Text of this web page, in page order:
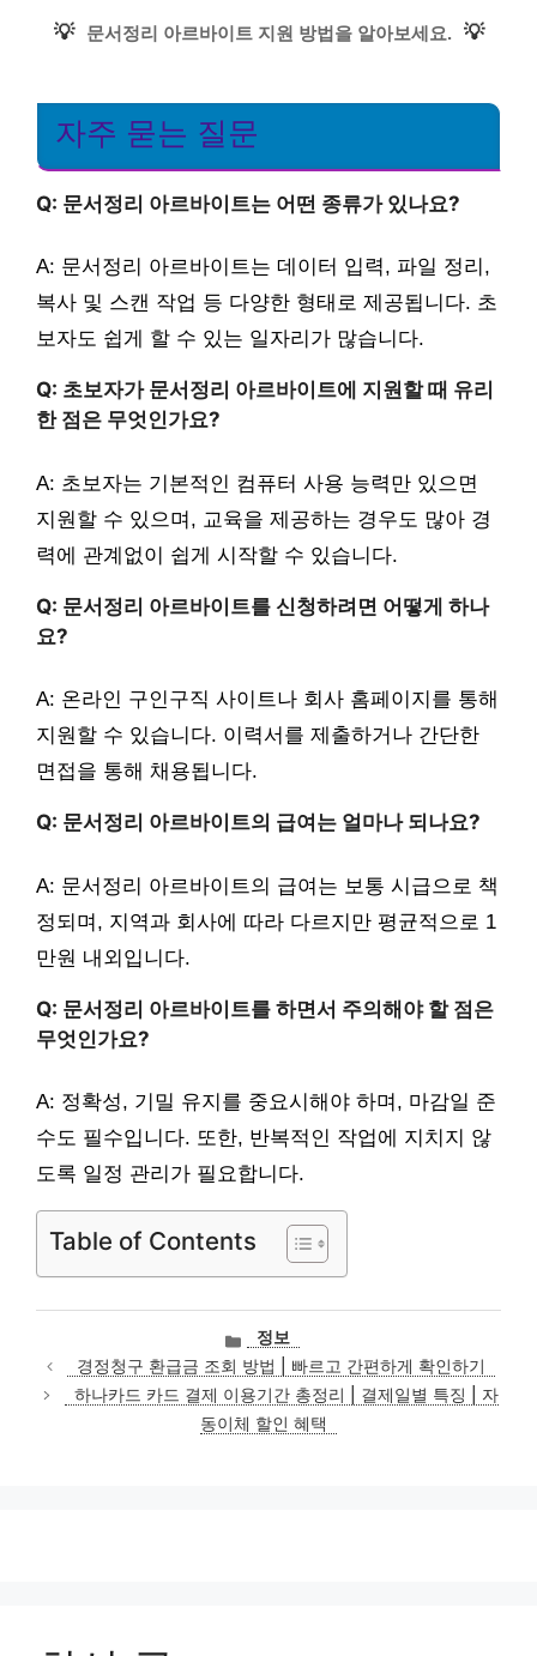
💡 문서정리 아르바이트 지원 방법을 알아보세요. 💡
자주 묻는 질문
Q: 문서정리 아르바이트는 어떤 종류가 있나요?
A: 문서정리 아르바이트는 데이터 입력, 파일 정리,
복사 및 스캔 작업 등 다양한 형태로 제공됩니다. 초
보자도 쉽게 할 수 있는 일자리가 많습니다.
Q: 초보자가 문서정리 아르바이트에 지원할 때 유리
한 점은 무엇인가요?
A: 초보자는 기본적인 컴퓨터 사용 능력만 있으면
지원할 수 있으며, 교육을 제공하는 경우도 많아 경
력에 관계없이 쉽게 시작할 수 있습니다.
Q: 문서정리 아르바이트를 신청하려면 어떻게 하나
요?
A: 온라인 구인구직 사이트나 회사 홈페이지를 통해
지원할 수 있습니다. 이력서를 제출하거나 간단한
면접을 통해 채용됩니다.
Q: 문서정리 아르바이트의 급여는 얼마나 되나요?
A: 문서정리 아르바이트의 급여는 보통 시급으로 책
정되며, 지역과 회사에 따라 다르지만 평균적으로 1
만원 내외입니다.
Q: 문서정리 아르바이트를 하면서 주의해야 할 점은
무엇인가요?
A: 정확성, 기밀 유지를 중요시해야 하며, 마감일 준
수도 필수입니다. 또한, 반복적인 작업에 지치지 않
도록 일정 관리가 필요합니다.
Table of Contents
카
테
고
리
정보
경정청구 환급금 조회 방법 | 빠르고 간편하게 확인하기
하나카드 카드 결제 이용기간 총정리 | 결제일별 특징 | 자
동이체 할인 혜택